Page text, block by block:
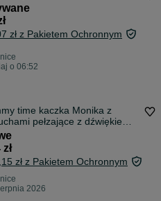
zł z Pakietem Ochronnym
o 06:52
time kaczka Monika z
z dźwiękiem
zł z Pakietem Ochronnym
2026